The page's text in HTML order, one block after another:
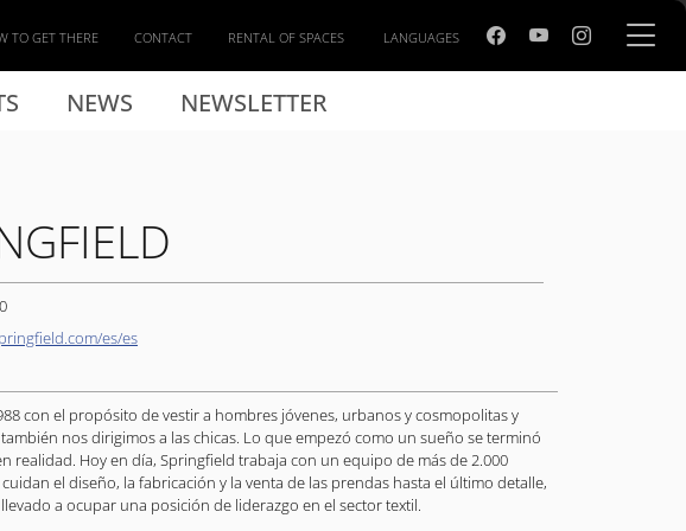
NEWS NEWSLETTER
TO GET THERE CONTACT RENTAL OF SPACES LANGUAGES
es/es
con el propósito de vestir a hombres jóvenes, urbanos y cosmopolitas y
nos dirigimos a las chicas. Lo que empezó como un sueño se terminó
realidad. Hoy en día, Springfield trabaja con un equipo de más de 2.000
el diseño, la fabricación y la venta de las prendas hasta el último detalle,
a ocupar una posición de liderazgo en el sector textil.